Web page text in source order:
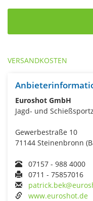
VERSANDKOSTEN
Euroshot GmbH
Jagd- und
Gewerbestraße 10
71144 Steinenbronn
07157 - 988 4000
0711 - 75857016
www.euroshot.de